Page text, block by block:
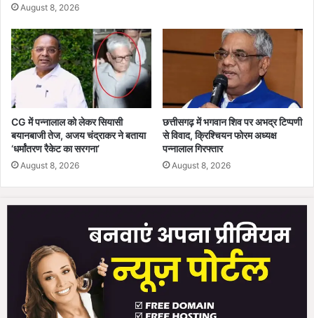
स्त
की
मा
टी
की
खु
श
बू
औ
र
स
August 8, 2026
CG में पन्नालाल को लेकर सियासी
बयानबाजी तेज, अजय चंद्राकर ने बताया
‘धर्मांतरण रैकेट का सरगना’
August 8, 2026
छत्तीसगढ़ में भगवान शिव पर अभद्र टिप्पणी
से विवाद, क्रिश्चियन फोरम अध्यक्ष
पन्नालाल गिरफ्तार
August 8, 2026